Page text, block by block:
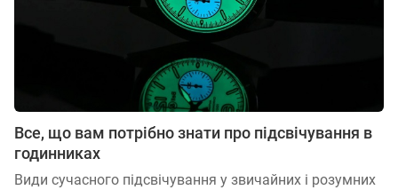
Все, що вам потрібно знати про підсвічування в
годинниках
Види сучасного підсвічування у звичайних і розумних